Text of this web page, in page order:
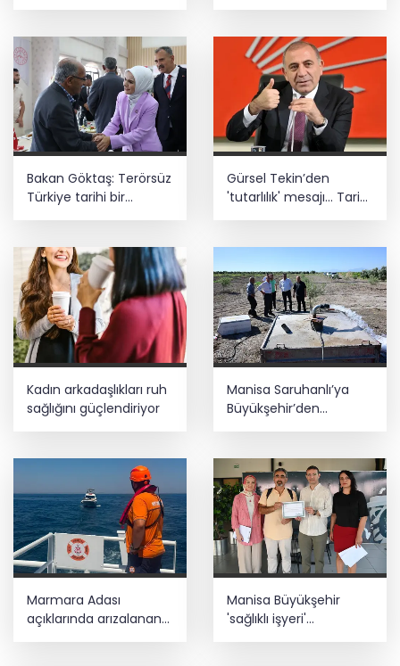
Bakan Göktaş: Terörsüz
Türkiye tarihi bir
adımdır
Gürsel Tekin’den
'tutarlılık' mesajı... Tarihi
meselelerde pusula
Kadın arkadaşlıkları ruh
sağlığını güçlendiriyor
Manisa Saruhanlı’ya
Büyükşehir’den
Marmara Adası
açıklarında arızalanan
Manisa Büyükşehir
'sağlıklı işyeri'